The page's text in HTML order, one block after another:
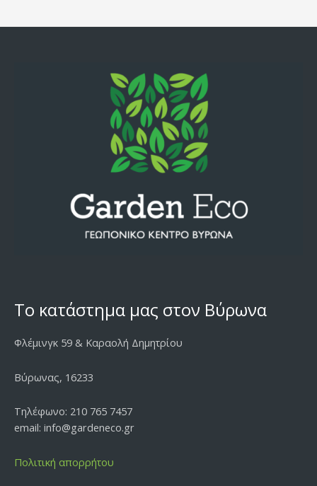
Το κατάστημα μας στον Βύρωνα
Φλέμινγκ 59 & Καραολή Δημητρίου
Βύρωνας, 16233
Τηλέφωνο: 210 765 7457
email: info@gardeneco.gr
Πολιτική απορρήτου